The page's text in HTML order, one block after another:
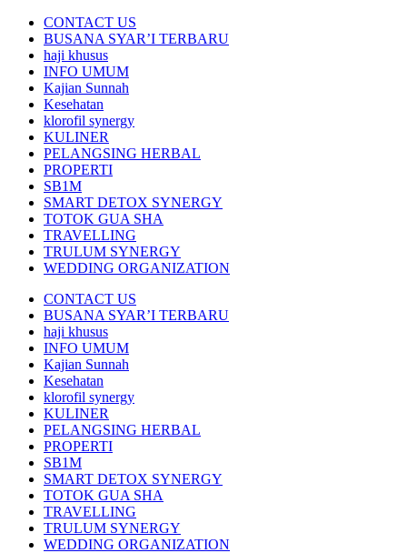
CONTACT US
BUSANA SYAR’I TERBARU
haji khusus
INFO UMUM
Kajian Sunnah
Kesehatan
klorofil synergy
KULINER
PELANGSING HERBAL
PROPERTI
SB1M
SMART DETOX SYNERGY
TOTOK GUA SHA
TRAVELLING
TRULUM SYNERGY
WEDDING ORGANIZATION
CONTACT US
BUSANA SYAR’I TERBARU
haji khusus
INFO UMUM
Kajian Sunnah
Kesehatan
klorofil synergy
KULINER
PELANGSING HERBAL
PROPERTI
SB1M
SMART DETOX SYNERGY
TOTOK GUA SHA
TRAVELLING
TRULUM SYNERGY
WEDDING ORGANIZATION